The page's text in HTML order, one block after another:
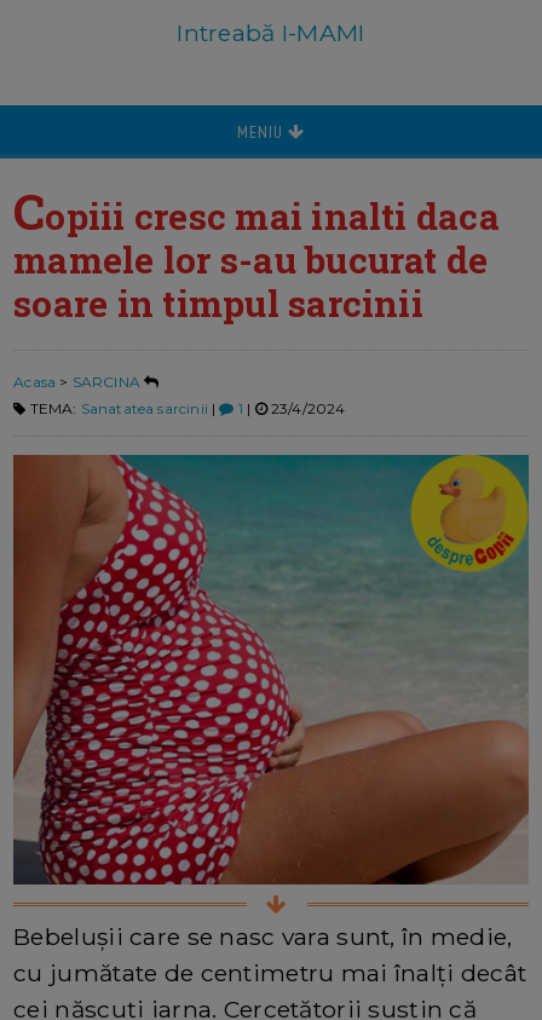
Intreabă I-MAMI
MENIU
Copiii cresc mai inalti daca
mamele lor s-au bucurat de
soare in timpul sarcinii
Acasa > SARCINA
TEMA: Sanatatea sarcinii | 1 | 23/4/2024
Bebelușii care se nasc vara sunt, în medie,
cu jumătate de centimetru mai înalți decât
cei născuți iarna. Cercetătorii susțin că